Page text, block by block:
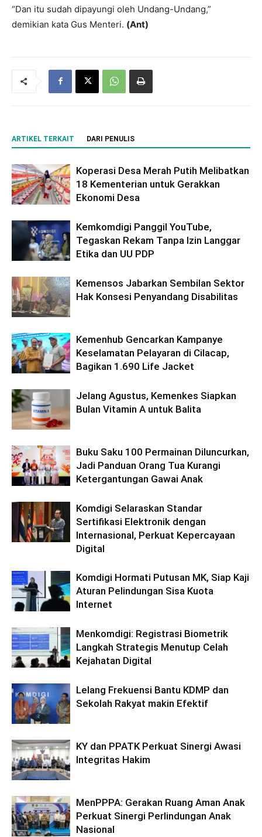
“Dan itu sudah dipayungi oleh Undang-Undang,”
demikian kata Gus Menteri. (Ant)
ARTIKEL TERKAIT DARI PENULIS
Koperasi Desa Merah Putih Melibatkan
18 Kementerian untuk Gerakkan
Ekonomi Desa
Kemkomdigi Panggil YouTube,
Tegaskan Rekam Tanpa Izin Langgar
Etika dan UU PDP
Kemensos Jabarkan Sembilan Sektor
Hak Konsesi Penyandang Disabilitas
Kemenhub Gencarkan Kampanye
Keselamatan Pelayaran di Cilacap,
Bagikan 1.690 Life Jacket
Jelang Agustus, Kemenkes Siapkan
Bulan Vitamin A untuk Balita
Buku Saku 100 Permainan Diluncurkan,
Jadi Panduan Orang Tua Kurangi
Ketergantungan Gawai Anak
Komdigi Selaraskan Standar
Sertifikasi Elektronik dengan
Internasional, Perkuat Kepercayaan
Digital
Komdigi Hormati Putusan MK, Siap Kaji
Aturan Pelindungan Sisa Kuota
Internet
Menkomdigi: Registrasi Biometrik
Langkah Strategis Menutup Celah
Kejahatan Digital
Lelang Frekuensi Bantu KDMP dan
Sekolah Rakyat makin Efektif
KY dan PPATK Perkuat Sinergi Awasi
Integritas Hakim
MenPPPA: Gerakan Ruang Aman Anak
Perkuat Sinergi Perlindungan Anak
Nasional